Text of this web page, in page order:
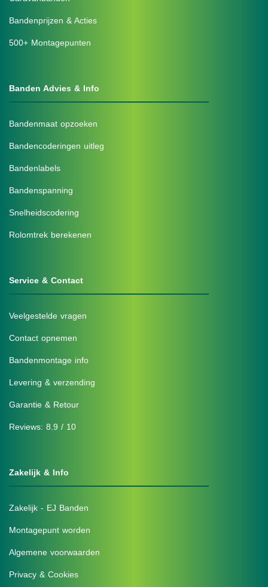
Bandenprijzen & Acties
500+ Montagepunten
Banden Advies & Info
Bandenmaat opzoeken
Bandencoderingen uitleg
Bandenlabels
Bandenspanning
Snelheidscodering
Rolomtrek berekenen
Service & Contact
Veelgestelde vragen
Contact opnemen
Bandenmontage info
Levering & verzending
Garantie & Retour
Reviews: 8.9 / 10
Zakelijk & Info
Zakelijk - EJ Banden
Montagepunt worden
Algemene voorwaarden
Privacy & Cookies